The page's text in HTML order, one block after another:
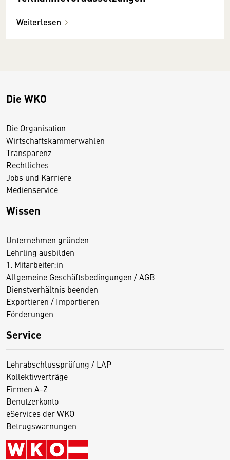
Weiterlesen
Die WKO
Die Organisation
Wirtschaftskammerwahlen
Transparenz
Rechtliches
Jobs und Karriere
Medienservice
Wissen
Unternehmen gründen
Lehrling ausbilden
1. Mitarbeiter:in
Allgemeine Geschäftsbedingungen / AGB
Dienstverhältnis beenden
Exportieren / Importieren
Förderungen
Service
Lehrabschlussprüfung / LAP
Kollektivverträge
Firmen A-Z
Benutzerkonto
eServices der WKO
Betrugswarnungen